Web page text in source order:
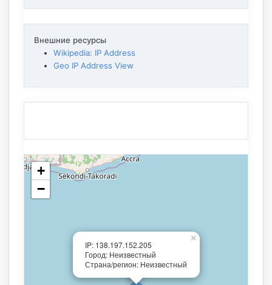
Внешние ресурсы
Wikipedia: IP Address
Geo IP Address View
IP: 138.197.152.205
Город: Неизвестный
Страна/регион: Неизвестный
×
+
−